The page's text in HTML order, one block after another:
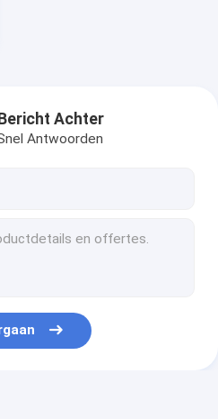
Achter
Antwoorden